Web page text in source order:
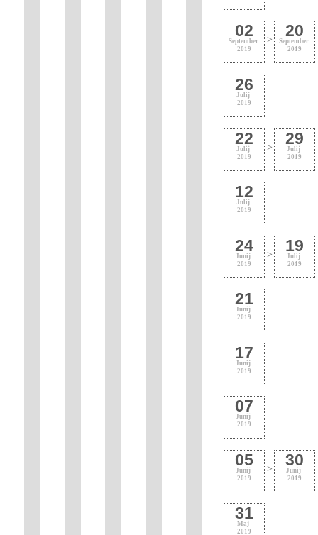
02
September
2019
> 20
September
2019
26
Julij
2019
22
Julij
2019
> 29
Julij
2019
12
Julij
2019
24
Junij
2019
> 19
Julij
2019
21
Junij
2019
17
Junij
2019
07
Junij
2019
05
Junij
2019
> 30
Junij
2019
31
Maj
2019